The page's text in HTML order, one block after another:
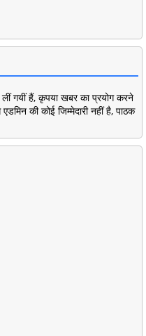
गयीं हैं, कृपया खबर का प्रयोग करने
की कोई जिम्मेदारी नहीं है, पाठक